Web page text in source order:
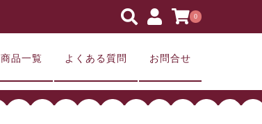
0
商品一覧 よくある質問 お問合せ